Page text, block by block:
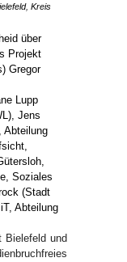
, Kreis
Bielefeld und